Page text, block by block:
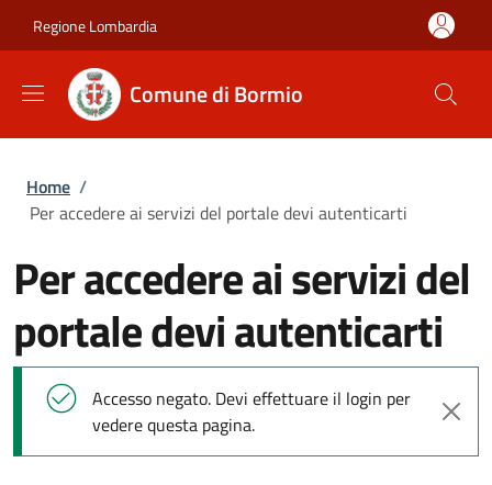
Regione Lombardia
Comune di Bormio
Briciole di pane
Home /
Per accedere ai servizi del portale devi autenticarti
Per accedere ai servizi del
portale devi autenticarti
Messaggio di stato
Accesso negato. Devi effettuare il login per
vedere questa pagina.